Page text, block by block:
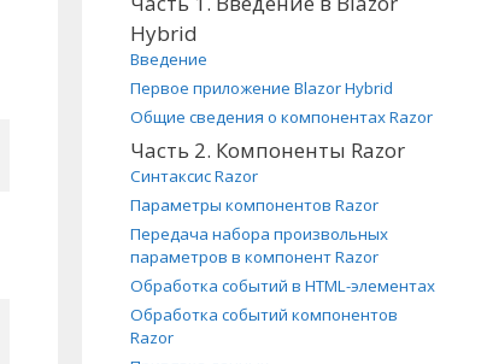
Hybrid
Введение
Первое приложение Blazor Hybrid
Общие сведения о компонентах Razor
Часть 2. Компоненты Razor
Синтаксис Razor
Параметры компонентов Razor
Передача набора произвольных
параметров в компонент Razor
Обработка событий в HTML-элементах
Обработка событий компонентов
Razor